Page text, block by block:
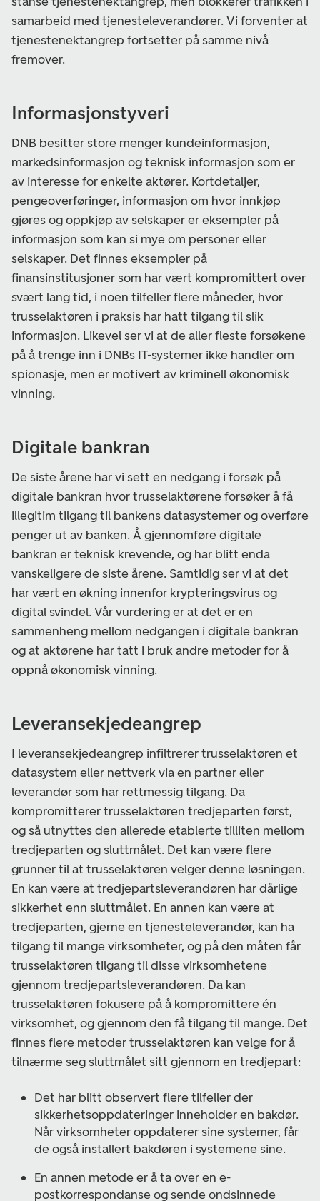
samarbeid med tjenesteleverandører. Vi forventer at
tjenestenektangrep fortsetter på samme nivå
fremover.
Informasjonstyveri
DNB besitter store menger kundeinformasjon,
markedsinformasjon og teknisk informasjon som er
av interesse for enkelte aktører. Kortdetaljer,
pengeoverføringer, informasjon om hvor innkjøp
gjøres og oppkjøp av selskaper er eksempler på
informasjon som kan si mye om personer eller
selskaper. Det finnes eksempler på
finansinstitusjoner som har vært kompromittert over
svært lang tid, i noen tilfeller flere måneder, hvor
trusselaktøren i praksis har hatt tilgang til slik
informasjon. Likevel ser vi at de aller fleste forsøkene
på å trenge inn i DNBs IT-systemer ikke handler om
spionasje, men er motivert av kriminell økonomisk
vinning.
Digitale bankran
De siste årene har vi sett en nedgang i forsøk på
digitale bankran hvor trusselaktørene forsøker å få
illegitim tilgang til bankens datasystemer og overføre
penger ut av banken. Å gjennomføre digitale
bankran er teknisk krevende, og har blitt enda
vanskeligere de siste årene. Samtidig ser vi at det
har vært en økning innenfor krypteringsvirus og
digital svindel. Vår vurdering er at det er en
sammenheng mellom nedgangen i digitale bankran
og at aktørene har tatt i bruk andre metoder for å
oppnå økonomisk vinning.
Leveransekjedeangrep
I leveransekjedeangrep infiltrerer trusselaktøren et
datasystem eller nettverk via en partner eller
leverandør som har rettmessig tilgang. Da
kompromitterer trusselaktøren tredjeparten først,
og så utnyttes den allerede etablerte tilliten mellom
tredjeparten og sluttmålet. Det kan være flere
grunner til at trusselaktøren velger denne løsningen.
En kan være at tredjepartsleverandøren har dårlige
sikkerhet enn sluttmålet. En annen kan være at
tredjeparten, gjerne en tjenesteleverandør, kan ha
tilgang til mange virksomheter, og på den måten får
trusselaktøren tilgang til disse virksomhetene
gjennom tredjepartsleverandøren. Da kan
trusselaktøren fokusere på å kompromittere én
virksomhet, og gjennom den få tilgang til mange. Det
finnes flere metoder trusselaktøren kan velge for å
tilnærme seg sluttmålet sitt gjennom en tredjepart:
Det har blitt observert flere tilfeller der
sikkerhetsoppdateringer inneholder en bakdør.
Når virksomheter oppdaterer sine systemer, får
de også installert bakdøren i systemene sine.
En annen metode er å ta over en e-
postkorrespondanse og sende ondsinnede